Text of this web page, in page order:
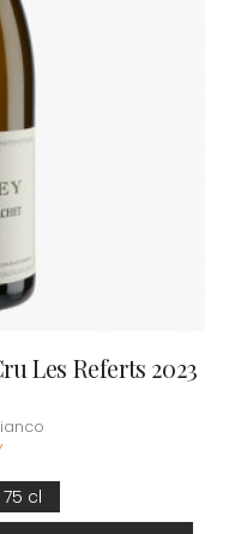
Les Referts 2023
75 cl